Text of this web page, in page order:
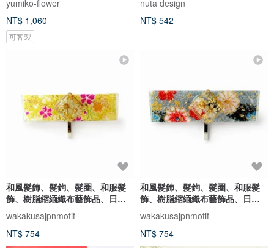
yumiko-flower
NT$ 1,060
可客製
nuta design
NT$ 542
和風髮飾、髮鉤、髮圈、和服髮
飾、樹脂縮緬織布藝飾品、日本
飾品禮物
wakakusajpnmotif
NT$ 754
和風髮飾、髮鉤、髮圈、和服髮
飾、樹脂縮緬織布藝飾品、日本
飾品禮物
wakakusajpnmotif
NT$ 754